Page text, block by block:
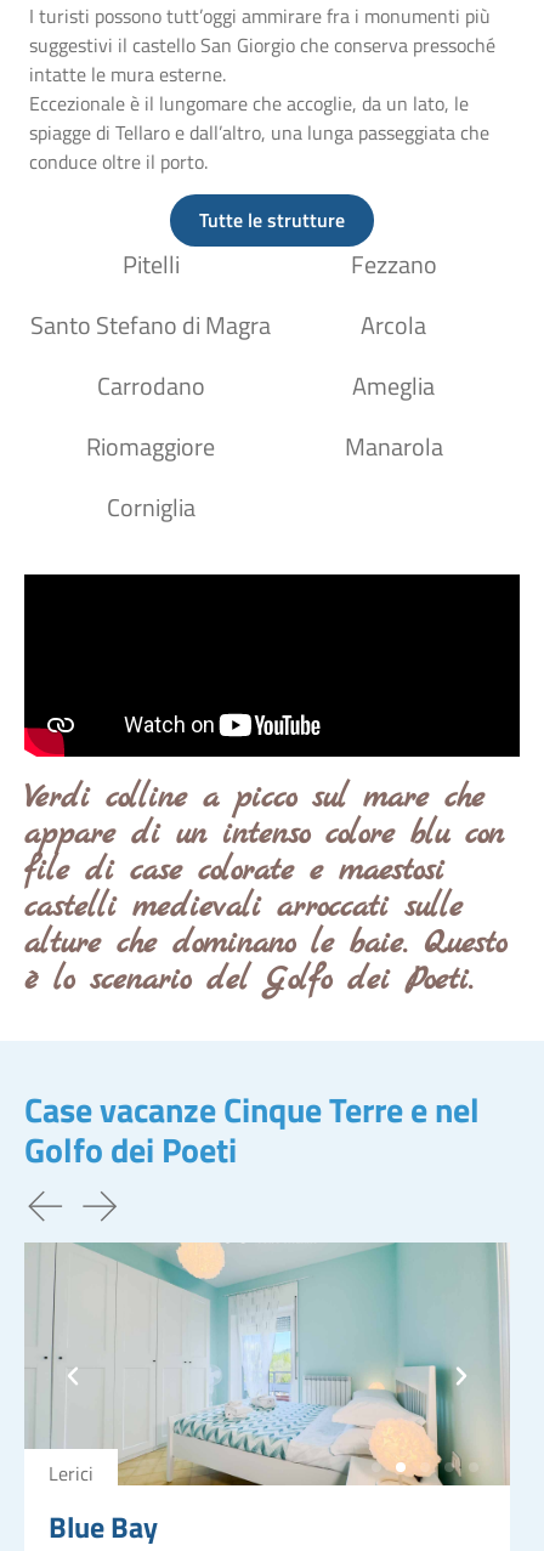
I turisti possono tutt’oggi ammirare fra i monumenti più
suggestivi il castello San Giorgio che conserva pressoché
intatte le mura esterne.
Eccezionale è il lungomare che accoglie, da un lato, le
spiagge di Tellaro e dall’altro, una lunga passeggiata che
conduce oltre il porto.
Tutte le strutture
Pitelli
Fezzano
Santo Stefano di Magra
Arcola
Carrodano
Ameglia
Riomaggiore
Manarola
Corniglia
Verdi colline a picco sul mare che
appare di un intenso colore blu con
file di case colorate e maestosi
castelli medievali arroccati sulle
alture che dominano le baie. Questo
è lo scenario del Golfo dei Poeti.
Case vacanze Cinque Terre e nel
Golfo dei Poeti
Lerici
Blue Bay